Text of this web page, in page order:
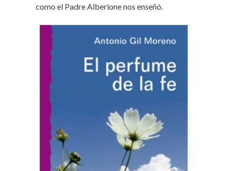
como el Padre Alberione nos enseñó.